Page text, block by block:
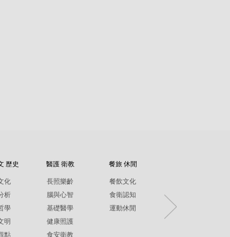
歷史
化
析
學
明
點
醫護 衛教
長照樂齡
腦與心智
基礎醫學
健康照護
食安衛教
餐旅 休閒
餐飲文化
食衛認知
運動休閒
社政人文